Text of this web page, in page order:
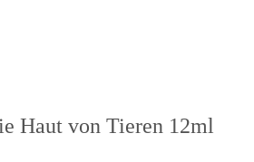
Haut von Tieren 12ml